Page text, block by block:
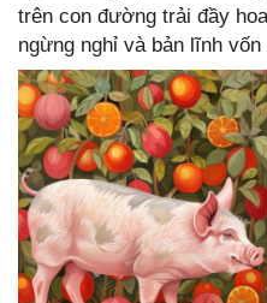
trên con đường trải đầy
ngừng nghỉ và bản lĩnh vốn